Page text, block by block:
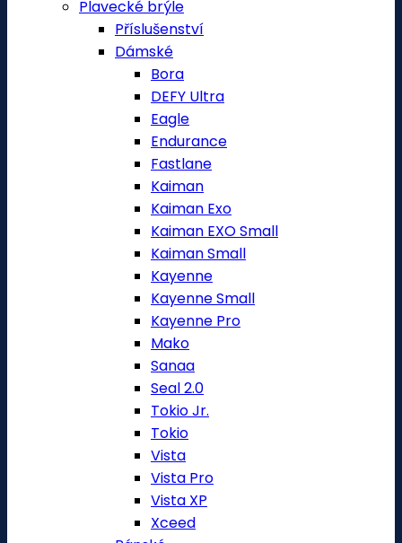
Plavecké brýle
Příslušenství
Dámské
Bora
DEFY Ultra
Eagle
Endurance
Fastlane
Kaiman
Kaiman Exo
Kaiman EXO Small
Kaiman Small
Kayenne
Kayenne Small
Kayenne Pro
Mako
Sanaa
Seal 2.0
Tokio Jr.
Tokio
Vista
Vista Pro
Vista XP
Xceed